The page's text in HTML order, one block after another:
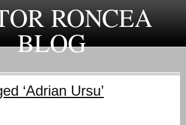
RONCEA
BLOG
‘Adrian Ursu’